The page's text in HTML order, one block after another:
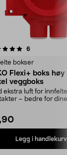
6anmeldelser
bokser
Flexi+ boks høy
veggboks
ekstra luft for innfelte
– bedre for dine
Legg i handlekurv
4.0av 5 stjerner